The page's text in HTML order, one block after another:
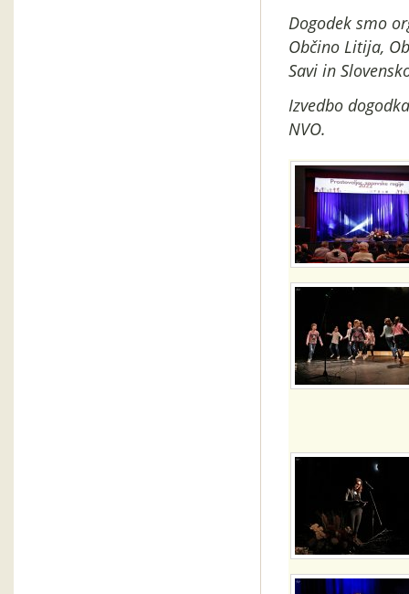
Dogodek smo
Občino Litija,
Savi in
Izvedbo
NVO.